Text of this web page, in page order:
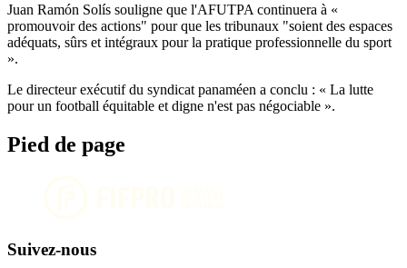
Juan Ramón Solís souligne que l'AFUTPA continuera à «
promouvoir des actions" pour que les tribunaux "soient des espaces
adéquats, sûrs et intégraux pour la pratique professionnelle du sport
».
Le directeur exécutif du syndicat panaméen a conclu : « La lutte
pour un football équitable et digne n'est pas négociable ».
Pied de page
Suivez-nous